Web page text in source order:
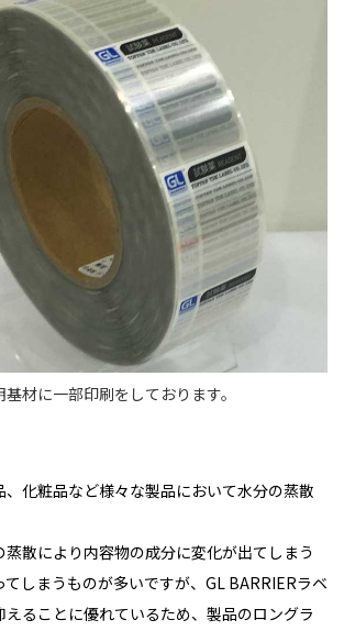
材に一部印刷をしております。
、化粧品など様々な製品において水分の蒸散
蒸散により内容物の成分に変化が出てしまう
てしまうものが多いですが、GL BARRIERラベ
えることに優れているため、製品のロングラ